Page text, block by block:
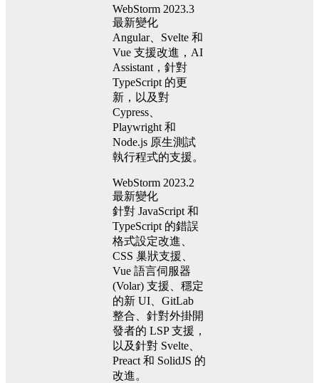
WebStorm 2023.3
最新變化
Angular、Svelte 和
Vue 支援改進，AI
Assistant，針對
TypeScript 的更
新，以及對
Cypress、
Playwright 和
Node.js 原生測試
執行程式的支援。
WebStorm 2023.2
最新變化
針對 JavaScript 和
TypeScript 的錯誤
格式設定改進、
CSS 巢狀支援、
Vue 語言伺服器
(Volar) 支援、穩定
的新 UI、GitLab
整合、針對外掛開
發者的 LSP 支援，
以及針對 Svelte、
Preact 和 SolidJS 的
改進。